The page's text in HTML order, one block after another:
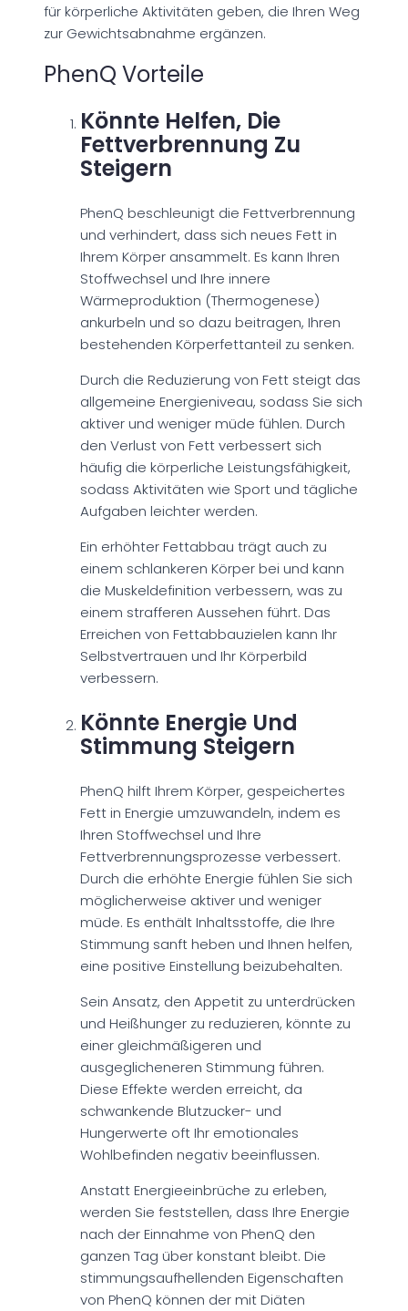
für körperliche Aktivitäten geben, die Ihren Weg
zur Gewichtsabnahme ergänzen.
PhenQ Vorteile
Könnte Helfen, Die
Fettverbrennung Zu
Steigern
PhenQ beschleunigt die Fettverbrennung
und verhindert, dass sich neues Fett in
Ihrem Körper ansammelt. Es kann Ihren
Stoffwechsel und Ihre innere
Wärmeproduktion (Thermogenese)
ankurbeln und so dazu beitragen, Ihren
bestehenden Körperfettanteil zu senken.
Durch die Reduzierung von Fett steigt das
allgemeine Energieniveau, sodass Sie sich
aktiver und weniger müde fühlen. Durch
den Verlust von Fett verbessert sich
häufig die körperliche Leistungsfähigkeit,
sodass Aktivitäten wie Sport und tägliche
Aufgaben leichter werden.
Ein erhöhter Fettabbau trägt auch zu
einem schlankeren Körper bei und kann
die Muskeldefinition verbessern, was zu
einem strafferen Aussehen führt. Das
Erreichen von Fettabbauzielen kann Ihr
Selbstvertrauen und Ihr Körperbild
verbessern.
Könnte Energie Und
Stimmung Steigern
PhenQ hilft Ihrem Körper, gespeichertes
Fett in Energie umzuwandeln, indem es
Ihren Stoffwechsel und Ihre
Fettverbrennungsprozesse verbessert.
Durch die erhöhte Energie fühlen Sie sich
möglicherweise aktiver und weniger
müde. Es enthält Inhaltsstoffe, die Ihre
Stimmung sanft heben und Ihnen helfen,
eine positive Einstellung beizubehalten.
Sein Ansatz, den Appetit zu unterdrücken
und Heißhunger zu reduzieren, könnte zu
einer gleichmäßigeren und
ausgeglicheneren Stimmung führen.
Diese Effekte werden erreicht, da
schwankende Blutzucker- und
Hungerwerte oft Ihr emotionales
Wohlbefinden negativ beeinflussen.
Anstatt Energieeinbrüche zu erleben,
werden Sie feststellen, dass Ihre Energie
nach der Einnahme von PhenQ den
ganzen Tag über konstant bleibt. Die
stimmungsaufhellenden Eigenschaften
von PhenQ können der mit Diäten